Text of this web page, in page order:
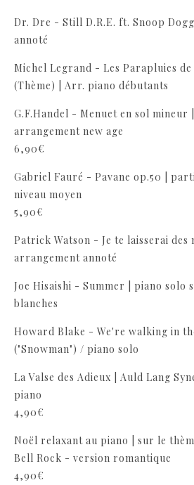
Dr. Dre - Still D.R.E. ft. Snoop
annoté
Michel Legrand - Les Parapluies
(Thème) | Arr. piano débutants
G.F.Handel - Menuet en sol mineur
arrangement new age
6,90€
Gabriel Fauré - Pavane op.50 |
niveau moyen
5,90€
Patrick Watson - Je te laisserai des
arrangement annoté
Joe Hisaishi - Summer | piano solo
blanches
Howard Blake - We're walking in
("Snowman") / piano solo
La Valse des Adieux | Auld Lang
piano
4,90€
Noël relaxant au piano | sur le
Bell Rock - version romantique
4,90€